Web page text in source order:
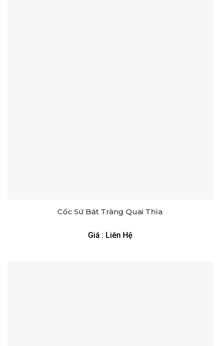
Cốc Sứ Bát Tràng Quai Thìa
Giá : Liên Hệ